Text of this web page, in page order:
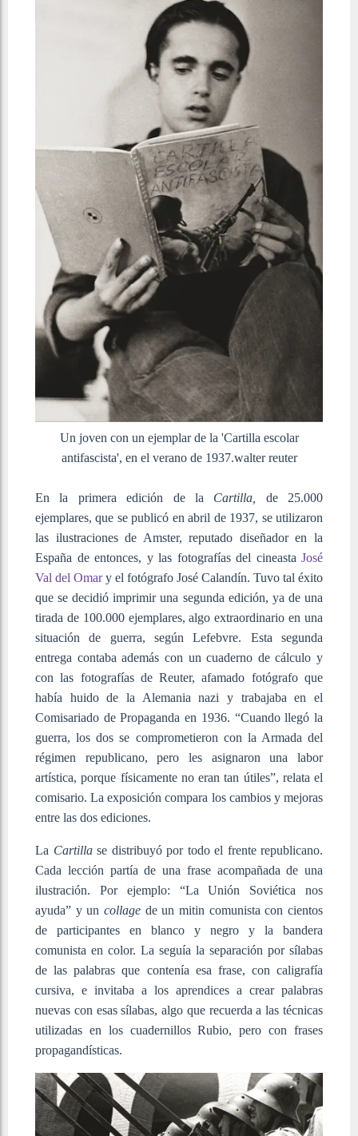
Un joven con un ejemplar de la 'Cartilla escolar
antifascista', en el verano de 1937.walter reuter
En la primera edición de la Cartilla,
de 25.000
ejemplares, que se publicó en abril de 1937, se utilizaron
las ilustraciones de Amster, reputado diseñador en la
España de entonces, y las fotografías del cineasta José
Val del Omary el fotógrafo José Calandín. Tuvo tal éxito
que se decidió imprimir una segunda edición, ya de una
tirada de 100.000 ejemplares, algo extraordinario en una
situación de guerra, según Lefebvre. Esta segunda
entrega contaba además con un cuaderno de cálculo y
con las fotografías de Reuter, afamado fotógrafo que
había huido de la Alemania nazi y trabajaba en el
Comisariado de Propaganda en 1936. “Cuando llegó la
guerra, los dos se comprometieron con la Armada del
régimen republicano, pero les asignaron una labor
artística, porque físicamente no eran tan útiles”, relata el
comisario. La exposición compara los cambios y mejoras
entre las dos ediciones.
La Cartillase distribuyó por todo el frente republicano.
Cada lección partía de una frase acompañada de una
ilustración. Por ejemplo: “La Unión Soviética nos
ayuda” y un collage de un mitin comunista con cientos
de participantes en blanco y negro y la bandera
comunista en color. La seguía la separación por sílabas
de las palabras que contenía esa frase, con caligrafía
cursiva, e invitaba a los aprendices a crear palabras
nuevas con esas sílabas, algo que recuerda a las técnicas
utilizadas en los cuadernillos Rubio, pero con frases
propagandísticas.